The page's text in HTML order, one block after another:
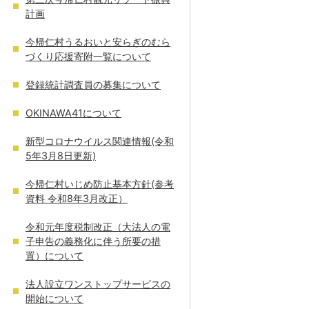
計画
今帰仁村うるおいと安らぎのむら
づくり応援寄附一覧について
登録統計調査員の募集について
OKINAWA41について
新型コロナウイルス関連情報(令和
5年3月8日更新)
今帰仁村いじめ防止基本方針(参考
資料 令和8年3月改正）
令和元年度税制改正（大法人の電
子申告の義務化に伴う所要の措
置）について
法人設立ワンストップサービスの
開始について